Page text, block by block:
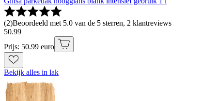
(2)Beoordeeld met 5.0 van de 5 sterren, 2 klantreviews
50.99
Prijs: 50.99 euro
Bekijk alles in lak